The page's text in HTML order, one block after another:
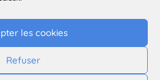
les cookies
Refuser
les réseaux sociaux !